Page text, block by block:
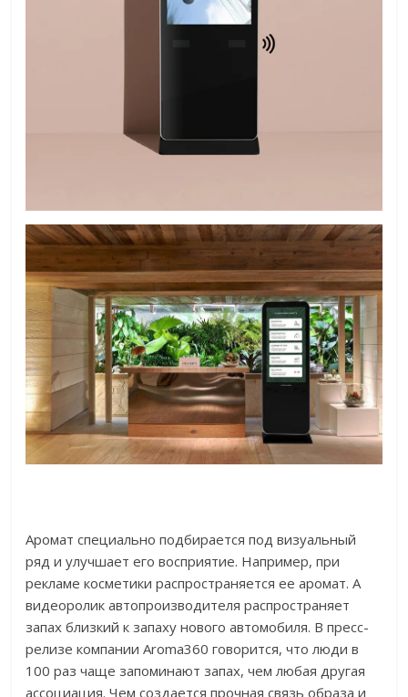
Аромат специально подбирается под визуальный
ряд и улучшает его восприятие. Например, при
рекламе косметики распространяется ее аромат. А
видеоролик автопроизводителя распространяет
запах близкий к запаху нового автомобиля. В пресс-
релизе компании Aroma360 говорится, что люди в
100 раз чаще запоминают запах, чем любая другая
ассоциация. Чем создается прочная связь образа и